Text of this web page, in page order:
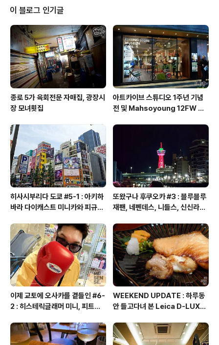
쭐래 갔는데, 오 마이 갓; 내가 뭐 그리 많은 파티를 가 본건
아니지만, 콘서트 빼고 이렇게 줄 길게 서서 들어가는 파티
처음이어뜸 ;; 것도 계단에서 멀뚱멀뚱 서있으니 무슨 놀이
공원에 놀이기구 타러 줄 선 그런 기분? ㅋㅋ 아무튼 입장
하고 가장 먼저 반겨준건 이 파티를 이끌어준 범경이형 a.
k.a. BK ! ..
이 블로그 인기글
종로 5가 육회전문 자매집, 광장시
장 모녀횟집
아트카이브 스튜디오 1주년 기념
전 및 Mahsoyoung 12FW 프
히사시부리다 도쿄 #5-1 : 아키하
바라 다이캐스트 미니카와 피규어
비샵, 스루가야 하비관, 갤러리 타
나카, 타마시 네이션
또왔구나 후쿠오카 #3 : 블루블루
재팬, 네펜데스, 니들스, 신신라멘,
펜 후쿠오카, 스포츠 디포, 크리스
마스 마켓, 나카스 유람선, 하카타
포트타워, 휴먼메이드, 노스페이스
키즈, 갭, 스타벅스 티바나, 빔즈
이제 교토에 오사카를 곁들인 #6-
2 : 히스테릭글래머 미니, 피트니
도, 링크스 잇&워크, 돈키호테, 그
랜드 프론트 오사카 이자카야
WEEKEND UPDATE : 하루동
안 들고다녀 본 Leica D-LUX6